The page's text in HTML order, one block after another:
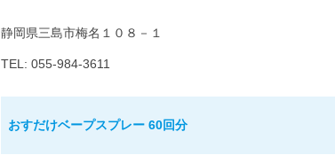
静岡県三島市梅名１０８－１
TEL: 055-984-3611
おすだけベープスプレー 60回分